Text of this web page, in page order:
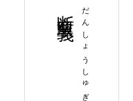
だんしょうしゅぎ